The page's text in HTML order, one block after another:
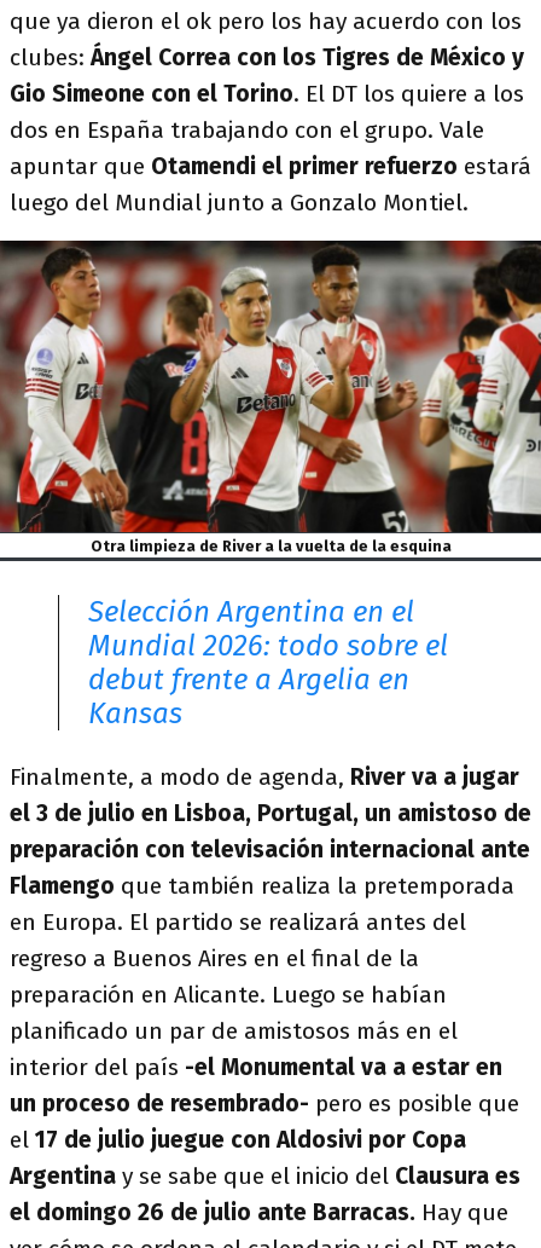
que ya dieron el ok pero los hay acuerdo con los
clubes:Ángel Correa con los Tigres de México y
Gio Simeone con el Torino. El DT los quiere a los
dos en España trabajando con el grupo. Vale
apuntar que Otamendi el primer refuerzo estará
luego del Mundial junto a Gonzalo Montiel.
Otra limpieza de River a la vuelta de la esquina
Selección Argentina en el
Mundial 2026: todo sobre el
debut frente a Argelia en
Kansas
Finalmente, a modo de agenda, River va a jugar
el 3 de julio en Lisboa, Portugal, un amistoso de
preparación con televisación internacional ante
Flamengo que también realiza la pretemporada
en Europa. El partido se realizará antes del
regreso a Buenos Aires en el final de la
preparación en Alicante. Luego se habían
planificado un par de amistosos más en el
interior del país -el Monumental va a estar en
un proceso de resembrado- pero es posible que
el 17 de julio juegue con Aldosivi por Copa
Argentina y se sabe que el inicio del Clausura es
el domingo 26 de julio ante Barracas. Hay que